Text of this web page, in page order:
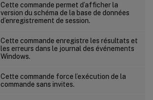
Cette commande permet d’afficher la
version du schéma de la base de données
d’enregistrement de session.
Cette commande enregistre les résultats et
les erreurs dans le journal des événements
Windows.
Cette commande force l’exécution de la
commande sans invites.